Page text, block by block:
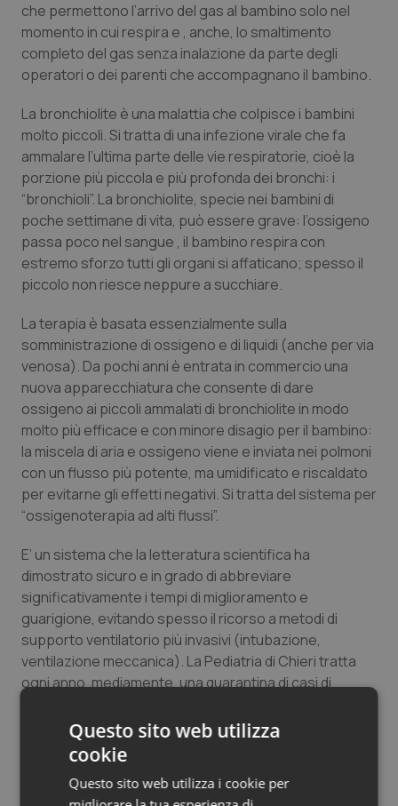
Valle D’Aosta
Veneto
Oncodermatologia
Oncoematologia
Oncologia & Nutrizione
Psoriasi & pelle
Quotidiano Cardiologia
Quotidiano Chirurgia
Quotidiano Oncologia
Quotidiano Pediatria
Rene & patologie urogenitali
Salute orale & impianti
Sangue & coagulazione
Tiroide
Tumore al seno
Tumore ovarico
Tumori del Polmone & Testa Collo
Ulcera & Reflusso
Vaccini
che permettono l’arrivo del gas al bambino solo nel
momento in cui respira e , anche, lo smaltimento
completo del gas senza inalazione da parte degli
operatori o dei parenti che accompagnano il bambino.
La bronchiolite è una malattia che colpisce i bambini
molto piccoli. Si tratta di una infezione virale che fa
ammalare l’ultima parte delle vie respiratorie, cioè la
porzione più piccola e più profonda dei bronchi: i
“bronchioli”. La bronchiolite, specie nei bambini di
poche settimane di vita, può essere grave: l’ossigeno
passa poco nel sangue , il bambino respira con
estremo sforzo tutti gli organi si affaticano; spesso il
piccolo non riesce neppure a succhiare.
La terapia è basata essenzialmente sulla
somministrazione di ossigeno e di liquidi (anche per via
venosa). Da pochi anni è entrata in commercio una
nuova apparecchiatura che consente di dare
ossigeno ai piccoli ammalati di bronchiolite in modo
molto più efficace e con minore disagio per il bambino:
la miscela di aria e ossigeno viene e inviata nei polmoni
con un flusso più potente, ma umidificato e riscaldato
per evitarne gli effetti negativi. Si tratta del sistema per
“ossigenoterapia ad alti flussi”.
E’ un sistema che la letteratura scientifica ha
dimostrato sicuro e in grado di abbreviare
significativamente i tempi di miglioramento e
guarigione, evitando spesso il ricorso a metodi di
supporto ventilatorio più invasivi (intubazione,
ventilazione meccanica). La Pediatria di Chieri tratta
ogni anno, mediamente, una quarantina di casi di
ossigenoterapia, finora sempre eseguita con i metodi
tradizionali.
“E’ significativo che le associazioni chieresi
Questo sito web utilizza
cookie
Questo sito web utilizza i cookie per